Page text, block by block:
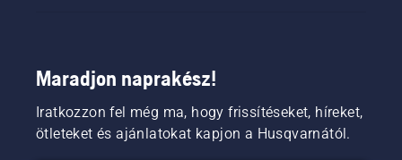
Maradjon naprakész!
Iratkozzon fel még ma, hogy frissítéseket, híreket,
ötleteket és ajánlatokat kapjon a Husqvarnától.